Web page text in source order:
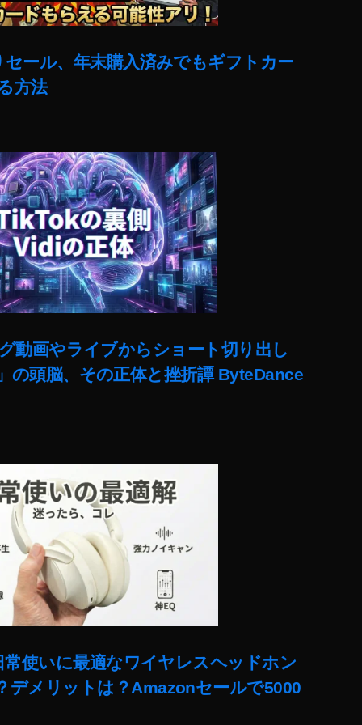
ール、年末購入済みでもギフトカー
方法
動画やライブからショート切り出し
の頭脳、その正体と挫折譚 ByteDance
常使いに最適なワイヤレスヘッドホン
デメリットは？Amazonセールで5000